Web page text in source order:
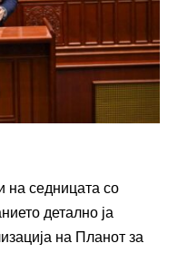
на седницата со
детално ја
на Планот за